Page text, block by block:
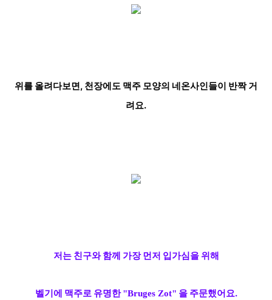
위를 올려다보면, 천장에도 맥주 모양의 네온사인들이 반짝 거
려요.
저는 친구와 함께 가장 먼저 입가심을 위해
벨기에 맥주로 유명한"Bruges Zot" 을 주문했어요.